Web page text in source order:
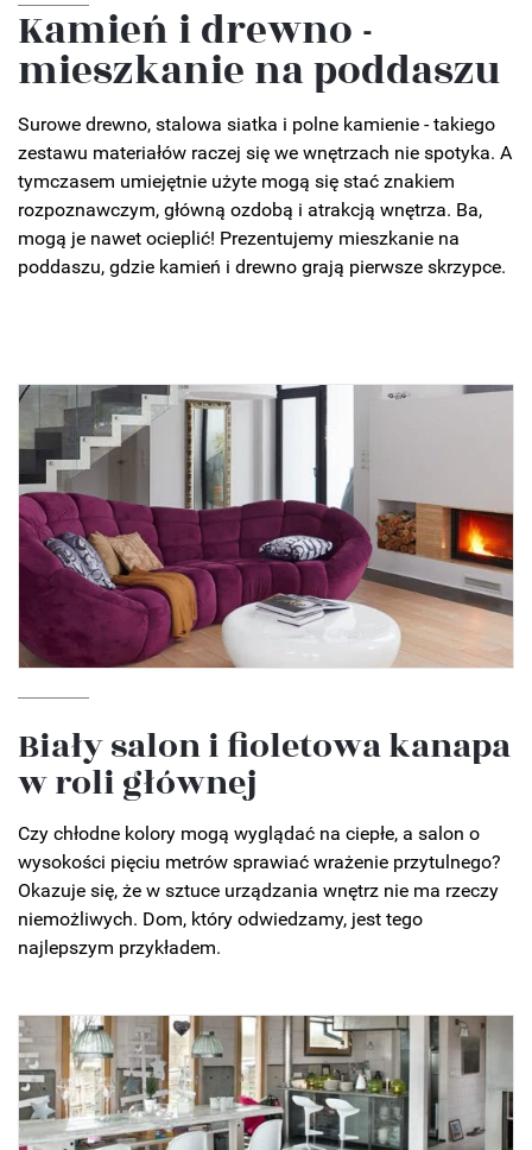
Kamień i drewno -
mieszkanie na poddaszu
Surowe drewno, stalowa siatka i polne kamienie - takiego
zestawu materiałów raczej się we wnętrzach nie spotyka. A
tymczasem umiejętnie użyte mogą się stać znakiem
rozpoznawczym, główną ozdobą i atrakcją wnętrza. Ba,
mogą je nawet ocieplić! Prezentujemy mieszkanie na
poddaszu, gdzie kamień i drewno grają pierwsze skrzypce.
Biały salon i fioletowa kanapa
w roli głównej
Czy chłodne kolory mogą wyglądać na ciepłe, a salon o
wysokości pięciu metrów sprawiać wrażenie przytulnego?
Okazuje się, że w sztuce urządzania wnętrz nie ma rzeczy
niemożliwych. Dom, który odwiedzamy, jest tego
najlepszym przykładem.